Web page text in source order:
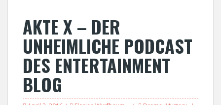
AKTE X – DER
UNHEIMLICHE PODCAST
DES ENTERTAINMENT
BLOG